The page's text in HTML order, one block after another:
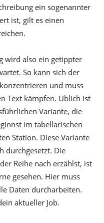
ein sogenannter
ist, gilt es einen
wird also ein getippter
So kann sich der
und muss
Text kämpfen. Üblich ist
Variante, die
im tabellarischen
Station. Diese Variante
durchgesetzt. Die
Reihe nach erzählst, ist
gesehen. Hier muss
Daten durcharbeiten.
aktueller Job.